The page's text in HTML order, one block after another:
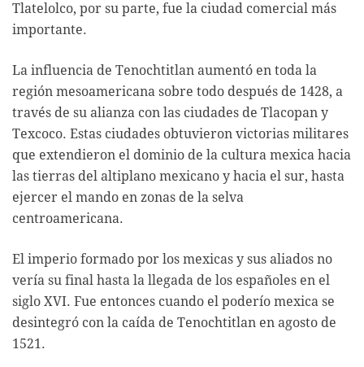
Tlatelolco, por su parte, fue la ciudad comercial más
importante.
La influencia de Tenochtitlan aumentó en toda la
región mesoamericana sobre todo después de 1428, a
través de su alianza con las ciudades de Tlacopan y
Texcoco. Estas ciudades obtuvieron victorias militares
que extendieron el dominio de la cultura mexica hacia
las tierras del altiplano mexicano y hacia el sur, hasta
ejercer el mando en zonas de la selva
centroamericana.
El imperio formado por los mexicas y sus aliados no
vería su final hasta la llegada de los españoles en el
siglo XVI. Fue entonces cuando el poderío mexica se
desintegró con la caída de Tenochtitlan en agosto de
1521.